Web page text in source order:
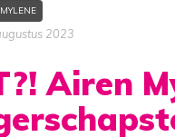
2023
Airen